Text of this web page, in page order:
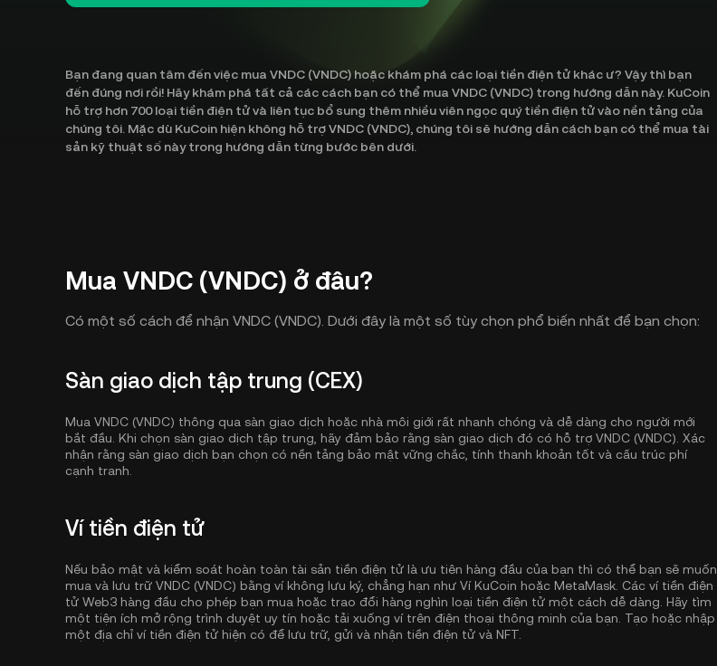
Bạn đang quan tâm đến việc mua VNDC (VNDC) hoặc khám phá các loại tiền điện tử khác ư? Vậy thì bạn
đến đúng nơi rồi! Hãy khám phá tất cả các cách bạn có thể mua VNDC (VNDC) trong hướng dẫn này. KuCoin
hỗ trợ hơn 700 loại tiền điện tử và liên tục bổ sung thêm nhiều viên ngọc quý tiền điện tử vào nền tảng của
chúng tôi. Mặc dù KuCoin hiện không hỗ trợ VNDC (VNDC), chúng tôi sẽ hướng dẫn cách bạn có thể mua tài
sản kỹ thuật số này trong hướng dẫn từng bước bên dưới.
Mua VNDC (VNDC) ở đâu?
Có một số cách để nhận VNDC (VNDC). Dưới đây là một số tùy chọn phổ biến nhất để bạn chọn:
Sàn giao dịch tập trung (CEX)
Mua VNDC (VNDC) thông qua sàn giao dịch hoặc nhà môi giới rất nhanh chóng và dễ dàng cho người mới
bắt đầu. Khi chọn sàn giao dịch tập trung, hãy đảm bảo rằng sàn giao dịch đó có hỗ trợ VNDC (VNDC). Xác
nhận rằng sàn giao dịch bạn chọn có nền tảng bảo mật vững chắc, tính thanh khoản tốt và cấu trúc phí
cạnh tranh.
Ví tiền điện tử
Nếu bảo mật và kiểm soát hoàn toàn tài sản tiền điện tử là ưu tiên hàng đầu của bạn thì có thể bạn sẽ muốn
mua và lưu trữ VNDC (VNDC) bằng ví không lưu ký, chẳng hạn như Ví KuCoin hoặc MetaMask. Các ví tiền điện
tử Web3 hàng đầu cho phép bạn mua hoặc trao đổi hàng nghìn loại tiền điện tử một cách dễ dàng. Hãy tìm
một tiện ích mở rộng trình duyệt uy tín hoặc tải xuống ví trên điện thoại thông minh của bạn. Tạo hoặc nhập
một địa chỉ ví tiền điện tử hiện có để lưu trữ, gửi và nhận tiền điện tử và NFT.